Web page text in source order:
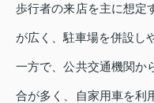
歩行者の来店を主に想定
が広く、駐車場を併設し
一方で、公共交通機関か
合が多く、自家用車を利